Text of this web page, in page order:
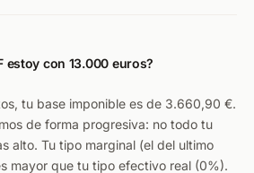
estoy con 13.000 euros?
tu base imponible es de 3.660,90 €.
de forma progresiva: no todo tu
alto. Tu tipo marginal (el del ultimo
mayor que tu tipo efectivo real (0%).